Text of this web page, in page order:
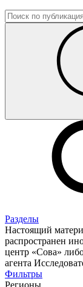
Разделы
Настоящий
распространен
центр «Сова»
агента
Фильтры
Регионы